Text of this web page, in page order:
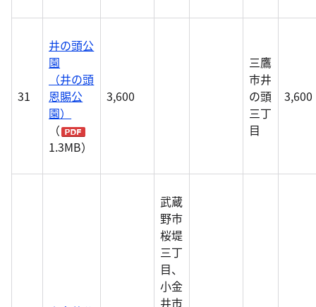
31
井の頭公
園
（井の頭
恩賜公
園）
（
1.3MB）
3,600
三鷹
市井
の頭
三丁
目
3,600
武蔵
野市
桜堤
三丁
目、
小金
井市